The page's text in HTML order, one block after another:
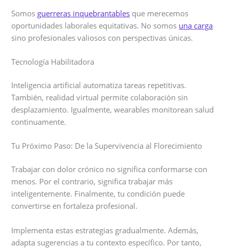
Somos guerreras inquebrantables que merecemos
oportunidades laborales equitativas. No somos una carga
sino profesionales valiosos con perspectivas únicas.
Tecnología Habilitadora
Inteligencia artificial automatiza tareas repetitivas.
También, realidad virtual permite colaboración sin
desplazamiento. Igualmente, wearables monitorean salud
continuamente.
Tu Próximo Paso: De la Supervivencia al Florecimiento
Trabajar con dolor crónico no significa conformarse con
menos. Por el contrario, significa trabajar más
inteligentemente. Finalmente, tu condición puede
convertirse en fortaleza profesional.
Implementa estas estrategias gradualmente. Además,
adapta sugerencias a tu contexto específico. Por tanto,